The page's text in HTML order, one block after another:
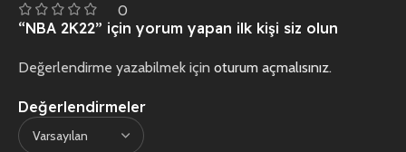
0
Değerlendirmeler
“NBA 2K22” için yorum yapan ilk kişi siz olun
Değerlendirme yazabilmek için oturum açmalısınız.